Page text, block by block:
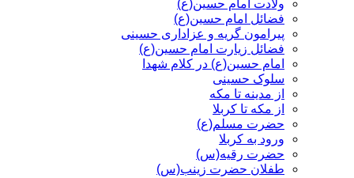
ولادت امام حسین(ع)
فضائل امام حسین(ع)
پیرامون گریه و عزاداری حسینی
فضائل زیارت امام حسین(ع)
امام حسین(ع) در کلام شهدا
سلوک حسینی
از مدینه تا مکه
از مکه تا کربلا
حضرت مسلم(ع)
ورود به کربلا
حضرت رقیه(س)
طفلان حضرت زینب(س)